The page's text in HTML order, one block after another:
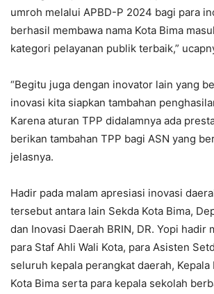
umroh melalui APBD-P 2024 bagi para
berhasil membawa nama Kota Bima
kategori pelayanan publik terbaik,”
“Begitu juga dengan inovator lain yang
inovasi kita siapkan tambahan
Karena aturan TPP didalamnya ada
berikan tambahan TPP bagi ASN yang
jelasnya.
Hadir pada malam apresiasi inovasi
tersebut antara lain Sekda Kota Bima,
dan Inovasi Daerah BRIN, DR. Yopi hadir
para Staf Ahli Wali Kota, para Asisten
seluruh kepala perangkat daerah, Kepala
Kota Bima serta para kepala sekolah